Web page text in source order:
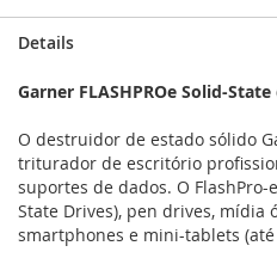
Details
Garner FLASHPROe Solid-
O destruidor de estado sólido
triturador de escritório
suportes de dados. O FlashPro-
State Drives), pen drives, mídia
smartphones e mini-tablets